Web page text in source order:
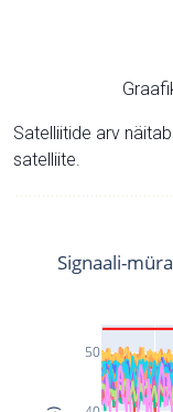
Satelliitide arv
satelliite.
50
Signaali-